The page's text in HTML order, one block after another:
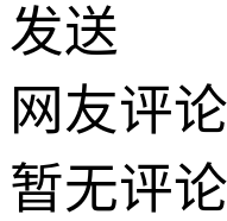
发送
网友评
暂无评论